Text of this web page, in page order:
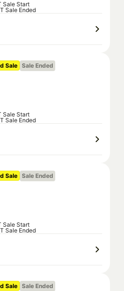
Sale Start
Sale Ended
Sale Sale Ended
Sale Start
Sale Ended
Sale Sale Ended
Sale Start
Sale Ended
Sale Sale Ended